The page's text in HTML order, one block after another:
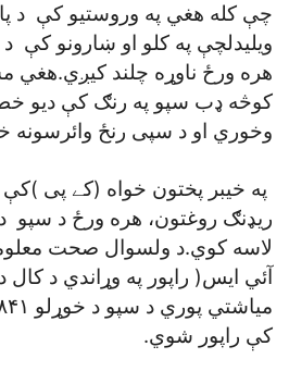
چې کله هغي په وروستيو کې د
ويليدلچې په کلو او ښارونو کې
هره ورځ ناوړه چلند کيږي.هغي
کوڅه ډب سپو په رنګ کې ديو
وخوري او د سپی رنځ وائرسونه
په خيبر پختون خواه (کے پی )کې
لاسه کوي.د ولسوال صحت
آئي ايس( راپور په وړاندي د کال
کې راپور شوي.